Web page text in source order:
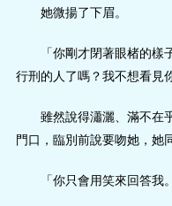
她微揚了下眉。
「你剛才閉著眼楮的
行刑的人了嗎？我不想看見
雖然說得瀟灑、滿不在
門口，臨別前說要吻她，她
「你只會用笑來回答我